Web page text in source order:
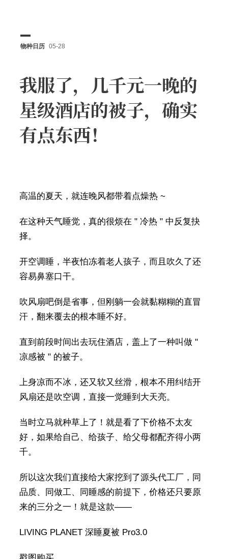
物种日历 05-28
我服了，几千元一晚的
星级酒店的被子，确实
有点东西！
高温的夏天，就连晚风都带着点燥热 ~
在这种天气睡觉，真的很烦在 " 冷热 " 中反复抉
择。
开空调睡，半夜怕冻着老人孩子，而且吹久了还
容易鼻塞口干。
吹风扇吧倒是省事，但刚躺一会就黏糊糊的直冒
汗，翻来覆去的根本睡不好。
直到前段时间出去玩住酒店，盖上了一种叫做 "
凉感被 " 的被子。
上身凉而不冰，还又软又丝滑，根本不用纠结开
风扇还是吹空调，直接一觉睡到大天亮。
当时立马就种草上了！就是看了下价格不太友
好，如果给自己、给孩子、给父母都配齐得小两
千。
所以这次我们直接给大家挖到了源头代工厂，同
品质、同做工、同睡感的前提下，价格还只要原
来的三分之一！就是这款——
LIVING PLANET 深睡夏被 Pro3.0